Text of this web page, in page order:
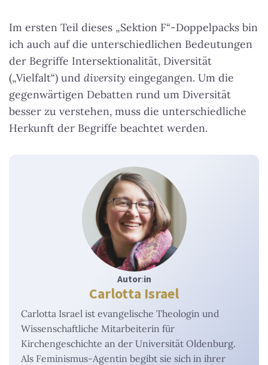
Im ersten Teil dieses „Sektion F“-Doppelpacks bin
ich auch auf die unterschiedlichen Bedeutungen
der Begriffe Intersektionalität, Diversität
(„Vielfalt“) und diversity eingegangen. Um die
gegenwärtigen Debatten rund um Diversität
besser zu verstehen, muss die unterschiedliche
Herkunft der Begriffe beachtet werden.
Autor:in
Carlotta Israel
Carlotta Israel ist evangelische Theologin und
Wissenschaftliche Mitarbeiterin für
Kirchengeschichte an der Universität Oldenburg.
Als Feminismus-Agentin begibt sie sich in ihrer